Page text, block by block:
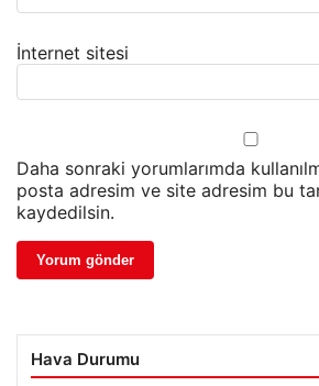
İnternet sitesi
Daha sonraki yorumlarımda
posta adresim ve site adresim bu
kaydedilsin.
Hava Durumu